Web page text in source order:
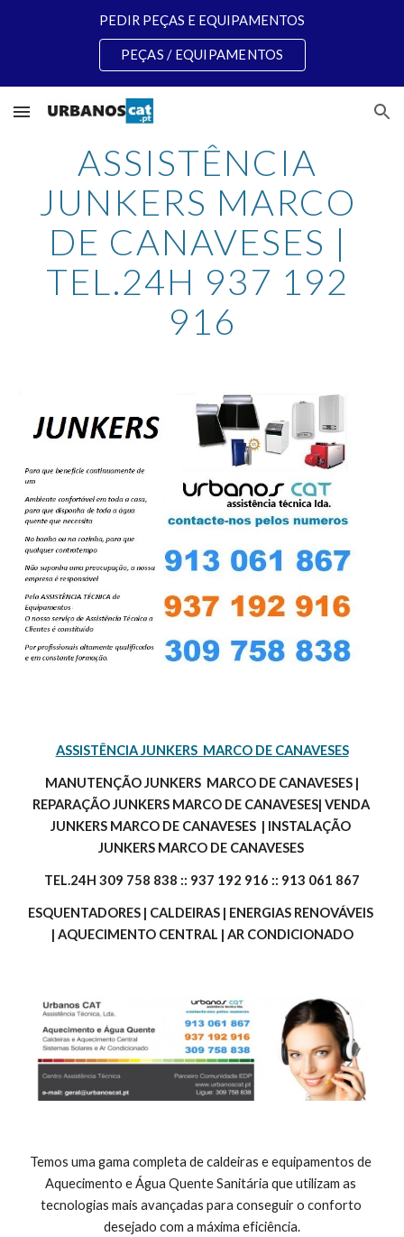
PEDIR PEÇAS E EQUIPAMENTOS
PEÇAS / EQUIPAMENTOS
ASSISTÊNCIA
JUNKERS MARCO
DE CANAVESES |
TEL.24H 937 192
916
ASSISTÊNCIA JUNKERS  MARCO DE CANAVESES
REPARAÇÃO JUNKERS MARCO DE CANAVESES| VENDA
JUNKERS MARCO DE CANAVESES  | INSTALAÇÃO
JUNKERS MARCO DE CANAVESES
TEL.24H 309 758 838 :: 937 192 916 :: 913 061 867
ESQUENTADORES | CALDEIRAS | ENERGIAS RENOVÁVEIS
| AQUECIMENTO CENTRAL | AR CONDICIONADO
Temos uma gama completa de caldeiras e equipamentos de
Aquecimento e Água Quente Sanitária que utilizam as
tecnologias mais avançadas para conseguir o conforto
desejado com a máxima eficiência.